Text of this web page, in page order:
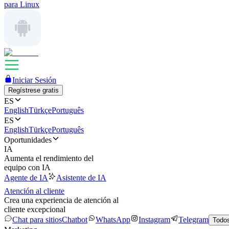
para Linux
Iniciar Sesión
Regístrese gratis
ES
EnglishTürkçePortuguês
ES
EnglishTürkçePortuguês
Oportunidades
IA
Aumenta el rendimiento del
equipo con IA
Agente de IA
Asistente de IA
Atención al cliente
Crea una experiencia de atención al
cliente excepcional
Chat para sitiosChatbot WhatsApp Instagram Telegram